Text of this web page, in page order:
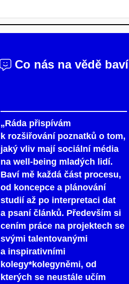
Co nás na vědě baví
„Ráda přispívám
k rozšiřování poznatků o tom,
jaký vliv mají sociální média
na well-being mladých lidí.
Baví mě každá část procesu,
od koncepce a plánování
studií až po interpretaci dat
a psaní článků. Především si
cením práce na projektech se
svými talentovanými
a inspirativními
kolegy*kolegyněmi, od
kterých se neustále učím